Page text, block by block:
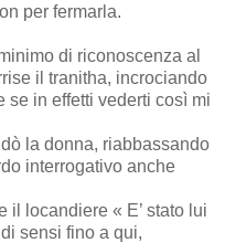
per fermarla.
di riconoscenza al
il tranitha, incrociando
se in effetti vederti così mi
la donna, riabbassando
interrogativo anche
il locandiere « E’ stato lui
sensi fino a qui,